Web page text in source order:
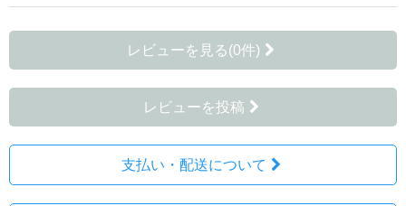
レビューを見る(0件)
レビューを投稿
支払い・配送について